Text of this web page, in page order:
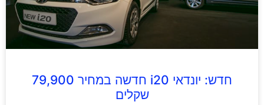
חדש: יונדאי i20 חדשה במחיר 79,900
שקלים